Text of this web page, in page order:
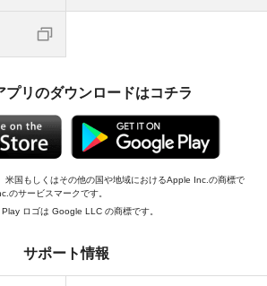
プリのダウンロードはコチラ
国もしくはその他の国や地域におけるApple Inc.の商標で
のサービスマークです。
ロゴは Google LLC の商標です。
サポート情報